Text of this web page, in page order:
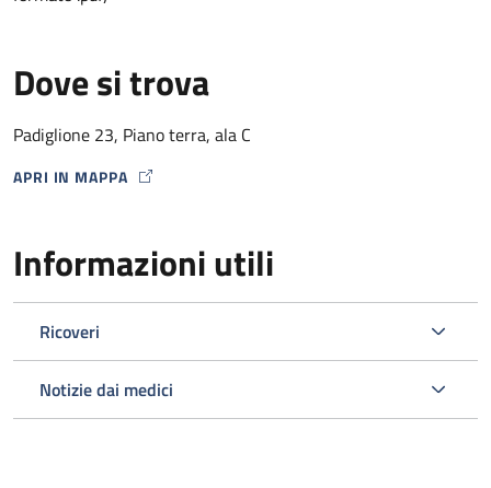
Dove si trova
Padiglione 23, Piano terra, ala C
APRI IN MAPPA
MAP ICON
Informazioni utili
Ricoveri
Notizie dai medici